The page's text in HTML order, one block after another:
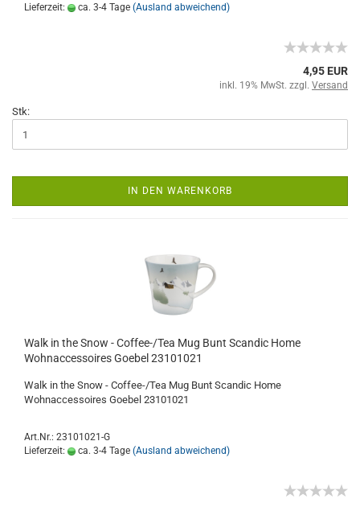
Lieferzeit:
ca. 3-4 Tage (Ausland abweichend)
4,95 EUR
inkl. 19% MwSt. zzgl. Versand
Stk:
IN DEN WARENKORB
Walk in the Snow - Coffee-/Tea Mug Bunt Scandic Home
Wohnaccessoires Goebel 23101021
Walk in the Snow - Coffee-/Tea Mug Bunt Scandic Home
Wohnaccessoires Goebel 23101021
Art.Nr.: 23101021-G
Lieferzeit:
ca. 3-4 Tage (Ausland abweichend)